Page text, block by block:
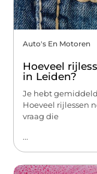
Auto's En Motoren
Hoeveel
in Leiden?
Je hebt
Hoeveel rijlessen
vraag die
...